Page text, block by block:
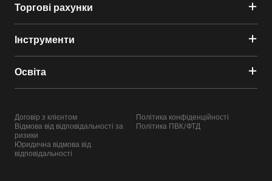
Торгові рахунки
Інструменти
Освіта
Договір з клієнтом
Відмова від відповідальності за
ризики
Юридична відмова від
відповідальності
Політика конфіденційності
Політика ПВК/ФТД